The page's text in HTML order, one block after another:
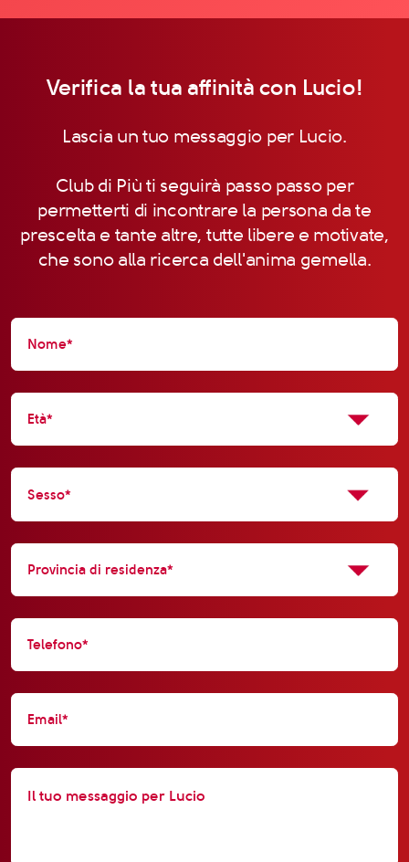
Verifica la tua affinità con Lucio!
Lascia un tuo messaggio per Lucio.
Club di Più ti seguirà passo passo per
permetterti di incontrare la persona da te
prescelta e tante altre, tutte libere e motivate,
che sono alla ricerca dell'anima gemella.